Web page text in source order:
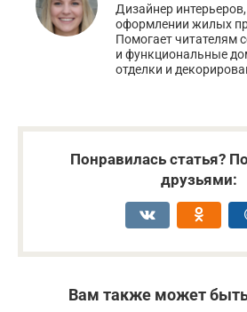
Дизайнер
оформлении жилых
Помогает читателям
и функциональные
отделки и
Понравилась статья?
друзьями:
Вам также может быть